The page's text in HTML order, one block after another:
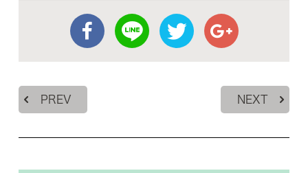
PREV NEXT